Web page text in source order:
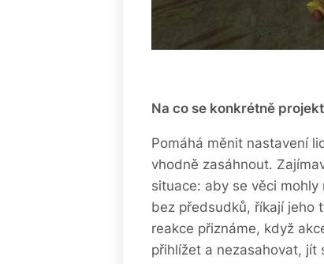
Na co se konkrétně
Pomáhá měnit nastavení
vhodně zasáhnout.
situace: aby se věci
bez předsudků, říkají jeho
reakce přiznáme, když
přihlížet a nezasahovat, jít